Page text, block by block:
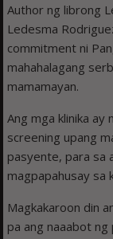
Author ng librong
Ledesma
commitment ni
mahahalagang
mamamayan.
Ang mga klinika ay
screening upang
pasyente, para sa
magpapahusay sa
Magkakaroon din
pa ang naaabot ng